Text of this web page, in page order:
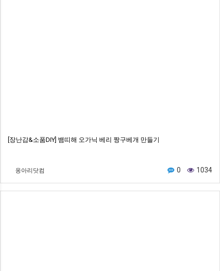
[장난감&소품DIY] 뱀띠해 오가닉 베리 짱구베개 만들기
옹아리닷컴 0 1034